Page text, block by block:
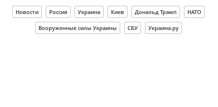
Новости Россия Украина Киев Дональд Трамп НАТО
Вооруженные силы Украины СБУ Украина.ру